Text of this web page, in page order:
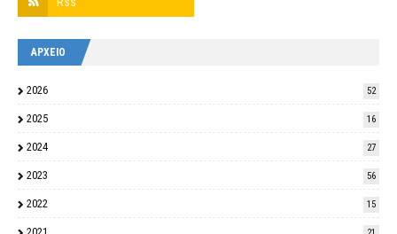
ΑΡΧΕΙΟ
2026 52
2025 16
2024 27
2023 56
2022 15